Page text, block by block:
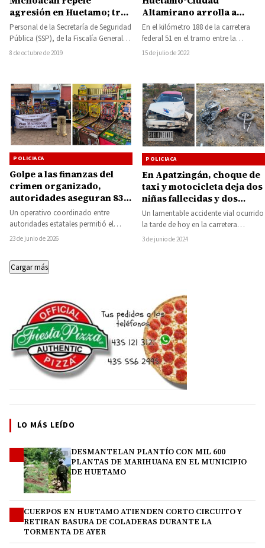
agresión en Huetamo; tres
de los implicados
fallecieron en estos
hechos
Personal de la Secretaría de Seguridad
Pública (SSP), de la Fiscalía General
del Estado (FGE), y de la…
8 de octubre de 2019
Altamirano arrolla a
motociclista, lo deja
gravemente herido
En el kilómetro 188 de la carretera
federal 51 en el tramo entre la
cabecera municipal de San…
15 de julio de 2022
POLICIACA
Golpe a las finanzas del
crimen organizado,
autoridades aseguran 83
tragamonedas en Villa
Madero
Un operativo coordinado entre
autoridades estatales permitió el
aseguramiento de 83 máquinas
Villa…
23 de junio de 2026
POLICIACA
En Apatzingán, choque de
taxi y motocicleta deja dos
niñas fallecidas y dos
adultos lesionados
Un lamentable accidente vial ocurrido
la tarde de hoy en la carretera
Apatzingán-Buena Vista, a la altura
3 de junio de 2024
Cargar más
LO MÁS LEÍDO
DESMANTELAN PLANTÍO CON MIL 600
PLANTAS DE MARIHUANA EN EL MUNICIPIO
DE HUETAMO
CUERPOS EN HUETAMO ATIENDEN CORTO CIRCUITO Y
RETIRAN BASURA DE COLADERAS DURANTE LA
TORMENTA DE AYER